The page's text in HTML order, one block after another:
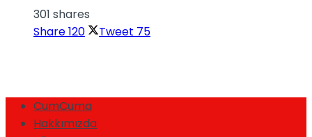
301 shares
Share120 Tweet 75
CumCuma
Hakkımızda